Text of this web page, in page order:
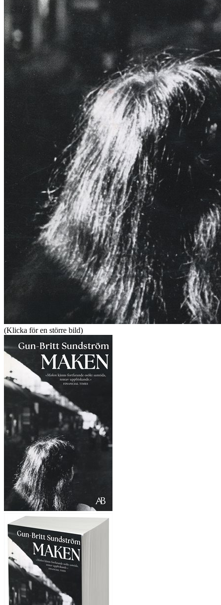
(Klicka för en större bild)